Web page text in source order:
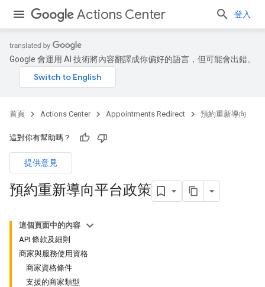
Actions Center 登入
Google 會運用 AI 技術將內容翻譯成你偏好的語言，但可能會出錯。
首頁 Actions Center Appointments Redirect 預約重新導向
這對你有幫助嗎？
提供意見
預約重新導向平台政策
這個頁面中的內容
API 條款及細則
商家與服務使用資格
商家資格條件
支援的商家類型